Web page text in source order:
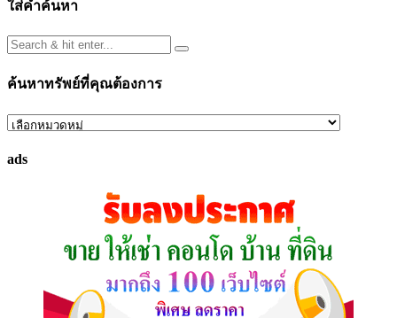
ใส่คำค้นหา
ค้นหาทรัพย์ที่คุณต้องการ
ค้นหา
ที่
ads